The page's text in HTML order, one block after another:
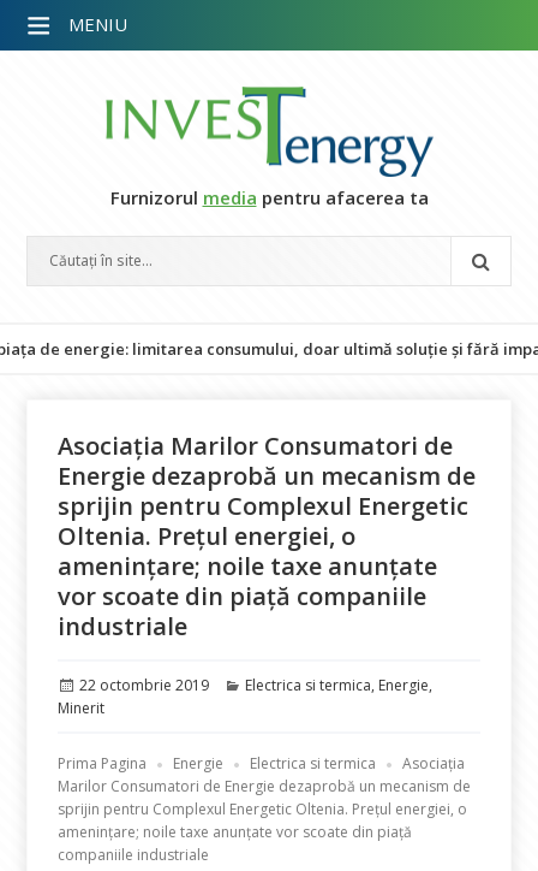
Furnizorul media pentru afacerea ta
limitarea consumului, doar ultimă soluție și fără impact
Asociația Marilor Consumatori de
Energie dezaprobă un mecanism de
sprijin pentru Complexul Energetic
Oltenia. Prețul energiei, o
amenințare; noile taxe anunțate
vor scoate din piață companiile
industriale
Publicat
pe
22 octombrie 2019 Categorii
Electrica si termica, Energie,
Minerit
Prima Pagina Energie Electrica si termica
Asociația
Marilor Consumatori de Energie dezaprobă un mecanism de
sprijin pentru Complexul Energetic Oltenia. Prețul energiei, o
amenințare; noile taxe anunțate vor scoate din piață
companiile industriale
MENIU